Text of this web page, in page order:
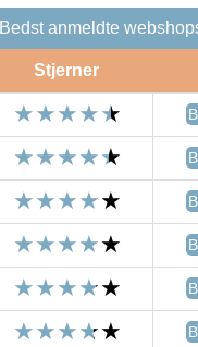
Bedst anmeldte
Stjerner